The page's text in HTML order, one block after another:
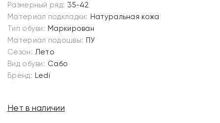
Размерный ряд: 35-42
Материал подкладки: Натуральная кожа
Тип обуви: Маркирован
Материал подошвы: ПУ
Сезон: Лето
Вид обуви: Сабо
Бренд: Ledi
Нет в наличии